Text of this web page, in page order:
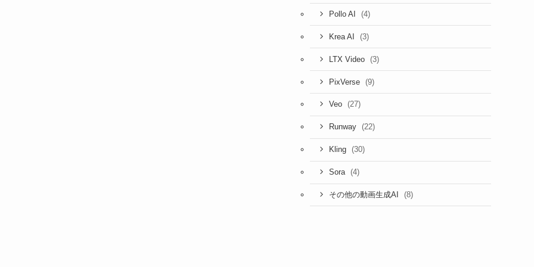
Pollo AI (4)
Krea AI (3)
LTX Video (3)
PixVerse (9)
Veo (27)
Runway (22)
Kling (30)
Sora (4)
その他の動画生成AI (8)